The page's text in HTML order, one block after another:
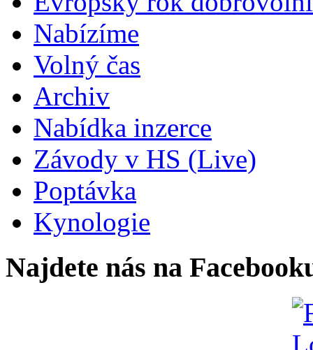
Nabízíme
Volný čas
Archiv
Nabídka inzerce
Závody v HS (Live)
Poptávka
Kynologie
Najdete nás na